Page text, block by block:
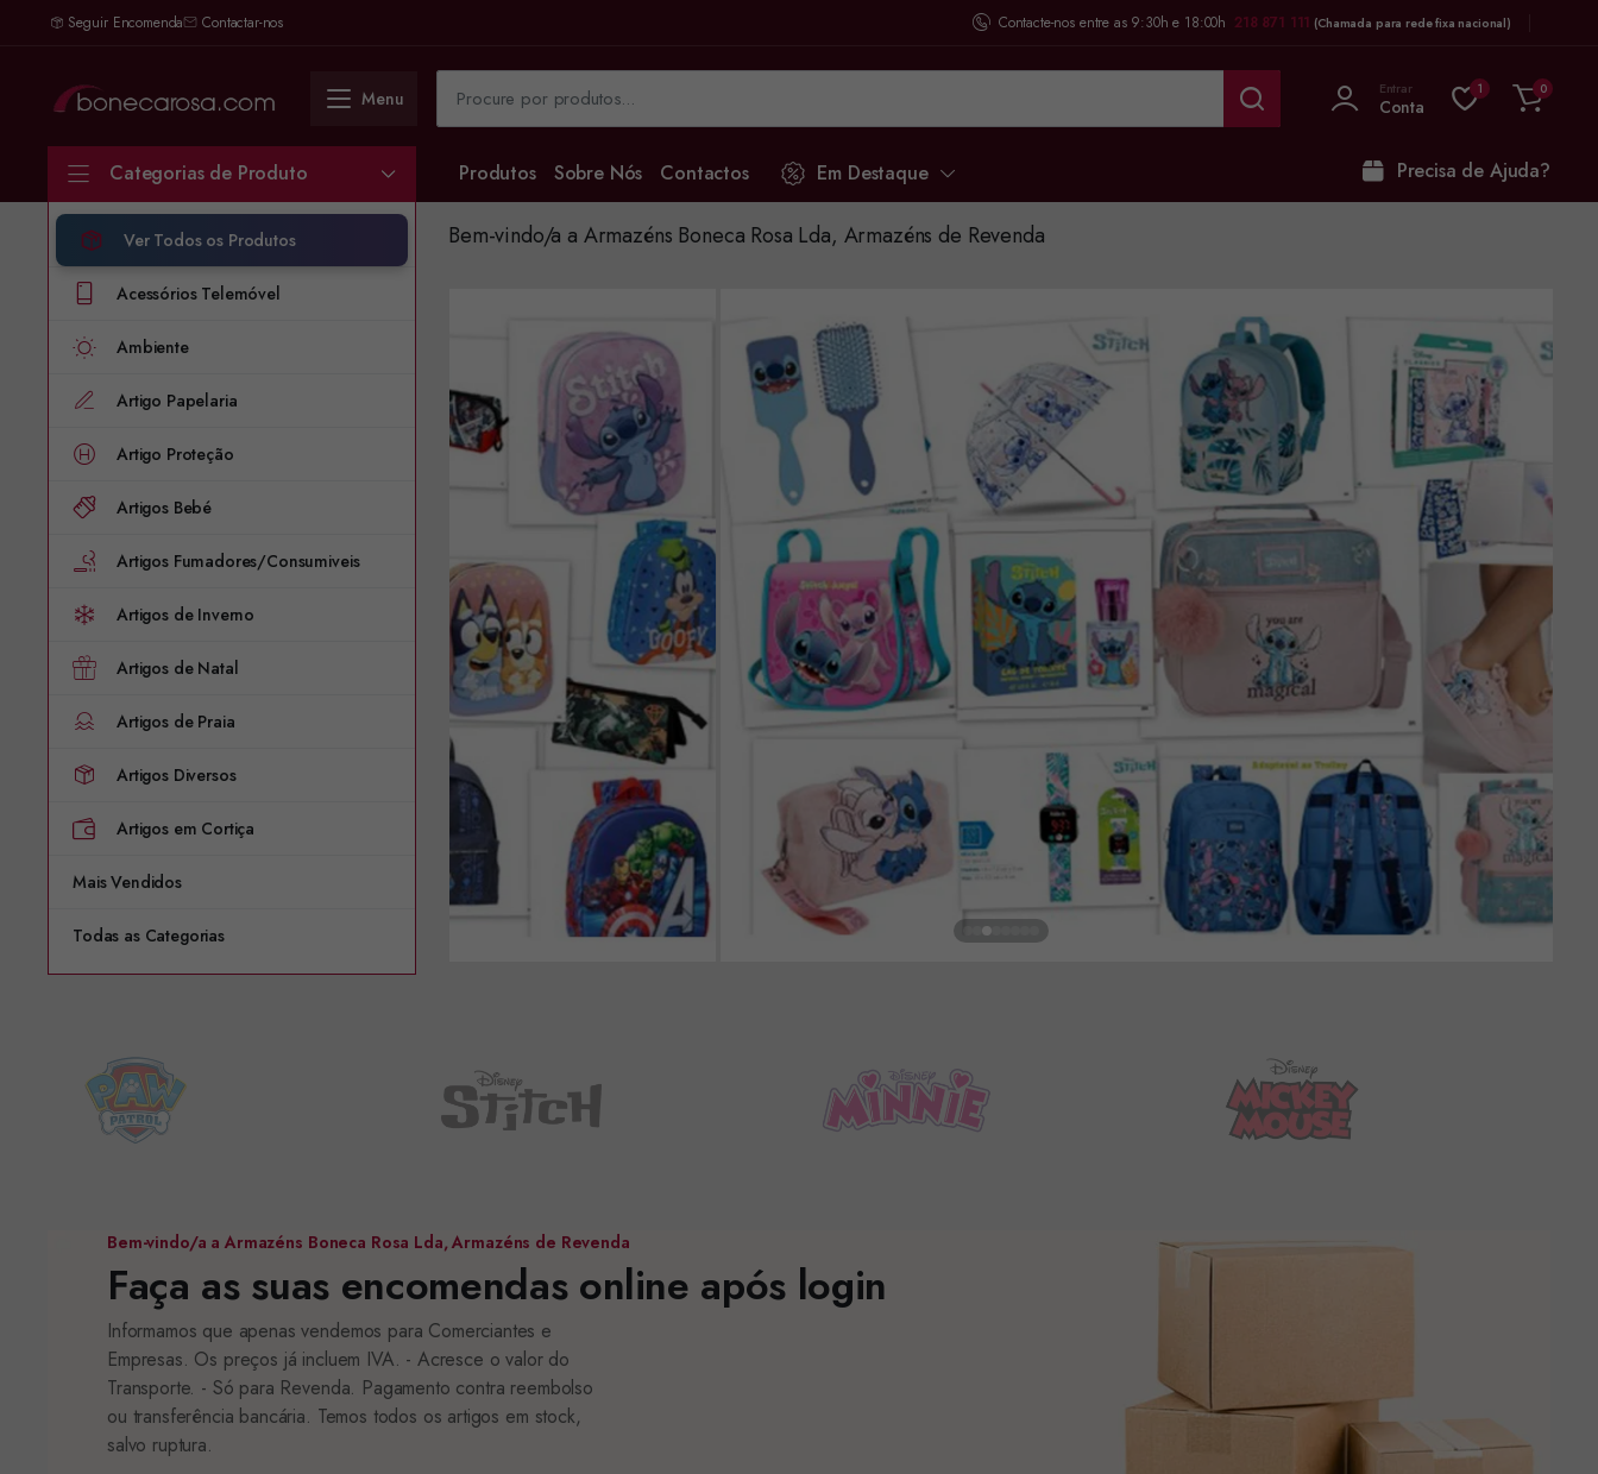
Seguir Encomenda Contactar-nos Contacte-nos entre as 9:30h e 18:00h 218 871 111 (Chamada para rede fixa nacional)
Menu Entrar
Conta
1 0
Categorias de Produto
Ver Todos os Produtos
Acessórios Telemóvel
Ambiente
Artigo Papelaria
Artigo Proteção
Artigos Bebé
Artigos Fumadores/Consumiveis
Artigos de Inverno
Artigos de Natal
Artigos de Praia
Artigos Diversos
Artigos em Cortiça
Mais Vendidos
Todas as Categorias
Produtos Sobre Nós Contactos Em Destaque Precisa de Ajuda?
Bem-vindo/a a Armazéns Boneca Rosa Lda, Armazéns de Revenda
Bem-vindo/a a Armazéns Boneca Rosa Lda, Armazéns de Revenda
Faça as suas encomendas online após login
Informamos que apenas vendemos para Comerciantes e
Empresas. Os preços já incluem IVA. - Acresce o valor do
Transporte. - Só para Revenda. Pagamento contra reembolso
ou transferência bancária. Temos todos os artigos em stock,
salvo ruptura.